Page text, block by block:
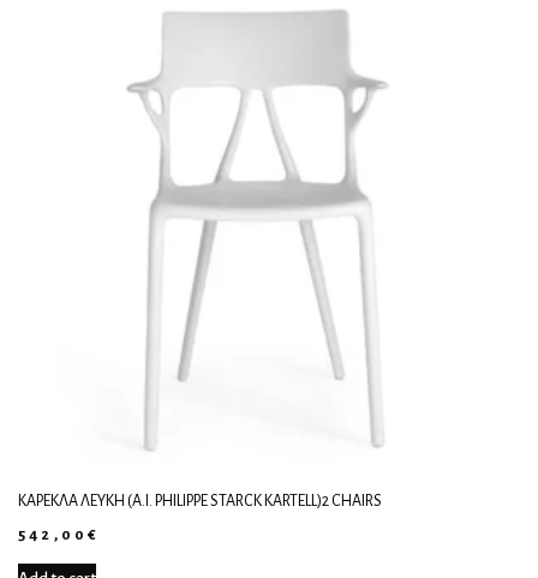
ΚΑΡΈΚΛΑ ΛΕΥΚΉ (A.I. PHILIPPE STARCK KARTELL)2 CHAIRS
542,00€